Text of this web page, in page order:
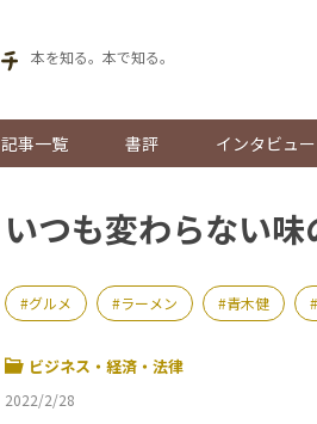
本を知る。本で知る。
記事一覧 書評 インタビュー
いつも変わらない味
グルメ ラーメン 青木健
ビジネス・経済・法律
2022/2/28